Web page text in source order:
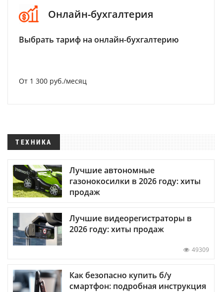
Онлайн-бухгалтерия
Выбрать тариф на онлайн-бухгалтерию
От 1 300 руб./месяц
ТЕХНИКА
Лучшие автономные
газонокосилки в 2026 году: хиты
продаж
Лучшие видеорегистраторы в
2026 году: хиты продаж
49309
Как безопасно купить б/у
смартфон: подробная инструкция